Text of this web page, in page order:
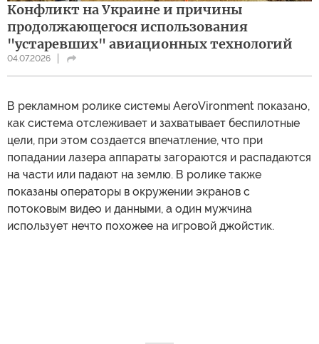
Конфликт на Украине и причины
продолжающегося использования
"устаревших" авиационных технологий
04.07.2026
В рекламном ролике системы AeroVironment показано,
как система отслеживает и захватывает беспилотные
цели, при этом создается впечатление, что при
попадании лазера аппараты загораются и распадаются
на части или падают на землю. В ролике также
показаны операторы в окружении экранов с
потоковым видео и данными, а один мужчина
использует нечто похожее на игровой джойстик.